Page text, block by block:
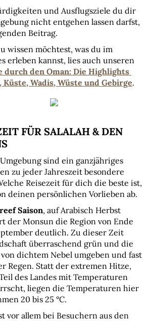
und Ausflugsziele du dir
nicht entgehen lassen darfst,
Beitrag.
wissen möchtest, was du im
erleben kannst, lies auch unseren
durch den Oman: Die Highlights
Wadis, Wüste und Gebirge.
FÜR SALALAH & DEN
sind ein ganzjähriges
zu jeder Jahreszeit besondere
Reisezeit für dich die beste ist,
deinen persönlichen Vorlieben ab.
Saison, auf Arabisch Herbst
der Monsun die Region von Ende
deutlich. Zu dieser Zeit
überraschend grün und die
dichtem Nebel umgeben und fast
Regen. Statt der extremen Hitze,
des Landes mit Temperaturen
liegen die Temperaturen hier
20 bis 25 °C.
vor allem bei Besuchern aus den